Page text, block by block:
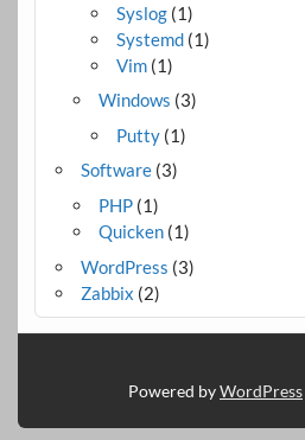
Syslog (1)
Systemd (1)
Vim (1)
Windows (3)
Putty (1)
Software(3)
PHP(1)
Quicken(1)
WordPress (3)
Zabbix (2)
Powered byWordPress